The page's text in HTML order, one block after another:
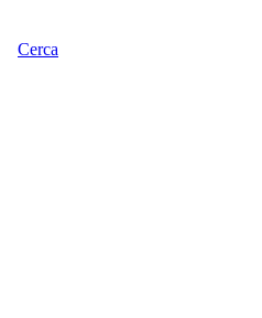
Cerca